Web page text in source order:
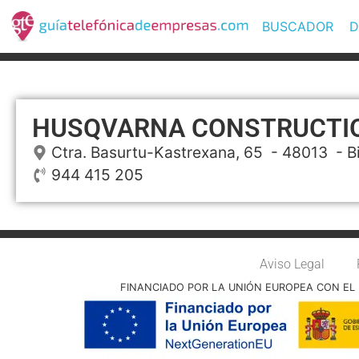
BUSCADOR
HUSQVARNA
Ctra. Basurtu-Kastrexana, 65 - 48013 -
944 415 205
Aviso Legal
FINANCIADO POR LA UNIÓN EUROPEA CON